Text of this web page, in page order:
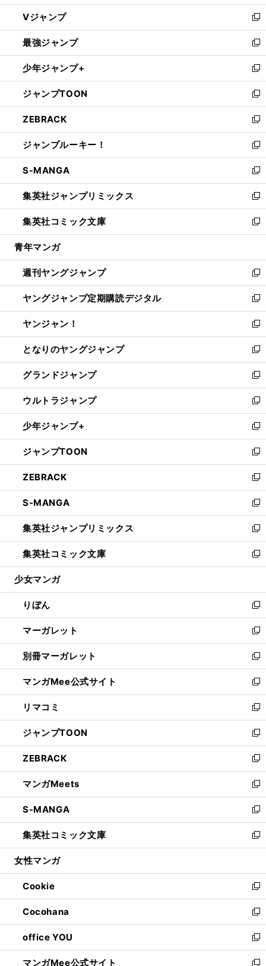
ウ
ィ
ン
ド
ウ
で
開
く
し
い
ウ
ィ
ン
ド
ウ
で
開
く
Vジャンプ
新
し
い
ウ
ィ
ン
ド
ウ
で
開
く
最強ジャンプ
新
し
い
ウ
ィ
ン
ド
ウ
で
開
く
少年ジャンプ+
新
し
い
ウ
ィ
ン
ド
ウ
で
開
く
ジャンプTOON
新
し
い
ウ
ィ
ン
ド
ウ
で
開
く
ZEBRACK
新
し
い
ウ
ィ
ン
ド
ウ
で
開
ジャンプルーキー！
新
し
い
ウ
ィ
ン
ド
ウ
開
く
S-MANGA
新
し
い
ウ
ィ
ン
ウ
で
開
く
集英社ジャンプリミックス
新
し
い
ウ
ン
ド
ウ
で
開
く
集英社コミック文庫
新
し
ウ
ィ
ン
ド
ウ
で
開
く
青年マンガ
週刊ヤングジャンプ
新
し
い
ウ
ィ
ン
ド
ウ
で
開
く
ヤングジャンプ定期購読デジタル
新
し
い
ウ
ィ
ン
ド
ウ
で
開
く
ヤンジャン！
新
し
い
ウ
ィ
ン
ド
ウ
で
開
く
となりのヤングジャンプ
新
し
い
ウ
ィ
ン
ド
ウ
で
開
く
グランドジャンプ
新
し
い
ウ
ィ
ン
ド
ウ
で
開
く
ウルトラジャンプ
新
し
い
ウ
ィ
ン
ド
ウ
で
開
く
少年ジャンプ+
新
し
い
ウ
ィ
ン
ド
ウ
で
開
く
ジャンプTOON
新
し
い
ウ
ィ
ン
ド
ウ
で
開
ZEBRACK
新
し
い
ウ
ィ
ン
ド
ウ
開
く
S-MANGA
新
し
い
ウ
ィ
ン
ウ
で
開
く
集英社ジャンプリミックス
新
し
い
ウ
ン
ド
ウ
で
開
く
集英社コミック文庫
新
し
ウ
ィ
ン
ド
ウ
で
開
く
少女マンガ
りぼん
新
し
い
ウ
ィ
ン
ド
ウ
で
開
く
マーガレット
新
し
い
ウ
ィ
ン
ド
ウ
で
開
く
別冊マーガレット
新
し
い
ウ
ィ
ン
ド
ウ
で
開
く
マンガMee公式サイト
新
し
い
ウ
ィ
ン
ド
ウ
で
開
く
リマコミ
新
し
い
ウ
ィ
ン
ド
ウ
で
開
く
ジャンプTOON
新
し
い
ウ
ィ
ン
ド
ウ
で
開
ZEBRACK
新
し
い
ウ
ィ
ン
ド
ウ
開
く
マンガMeets
新
し
い
ウ
ィ
ン
ウ
で
開
く
S-MANGA
新
し
い
ウ
ン
ド
ウ
で
開
く
集英社コミック文庫
新
し
ウ
ィ
ン
ド
ウ
で
開
く
女性マンガ
Cookie
新
し
い
ウ
ィ
ン
ド
Cocohana
新
し
い
ウ
office YOU
新
し
マンガMee公式サイト